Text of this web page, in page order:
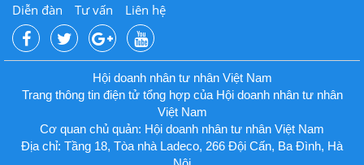
Diễn đàn
Tư vấn Liên hệ
Hội doanh nhân tư nhân Việt Nam
Trang thông tin điện tử tổng hợp của Hội doanh nhân tư nhân
Việt Nam
Cơ quan chủ quản: Hội doanh nhân tư nhân Việt Nam
Địa chỉ: Tầng 18, Tòa nhà Ladeco, 266 Đội Cấn, Ba Đình, Hà